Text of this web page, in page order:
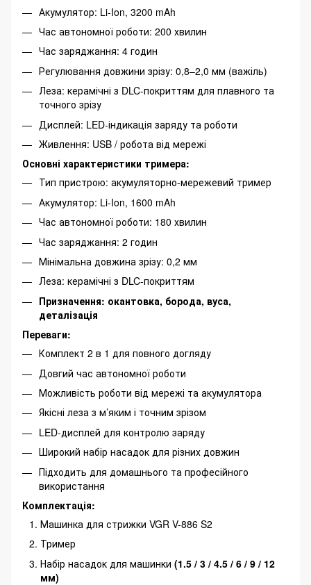
Акумулятор: Li-Ion, 3200 mAh
Час автономної роботи: 200 хвилин
Час заряджання: 4 годин
Регулювання довжини зрізу: 0,8–2,0 мм (важіль)
Леза: керамічні з DLC-покриттям для плавного та
точного зрізу
Дисплей: LED-індикація заряду та роботи
Живлення: USB / робота від мережі
Основні характеристики тримера:
Тип пристрою: акумуляторно-мережевий тример
Акумулятор: Li-Ion, 1600 mAh
Час автономної роботи: 180 хвилин
Час заряджання: 2 годин
Мінімальна довжина зрізу: 0,2 мм
Леза: керамічні з DLC-покриттям
Призначення: окантовка, борода, вуса,
деталізація
Переваги:
Комплект 2 в 1 для повного догляду
Довгий час автономної роботи
Можливість роботи від мережі та акумулятора
Якісні леза з м’яким і точним зрізом
LED-дисплей для контролю заряду
Широкий набір насадок для різних довжин
Підходить для домашнього та професійного
використання
Комплектація:
Машинка для стрижки VGR V-886 S2
Тример
Набір насадок для машинки (1.5 / 3 / 4.5 / 6 / 9 / 12
мм)